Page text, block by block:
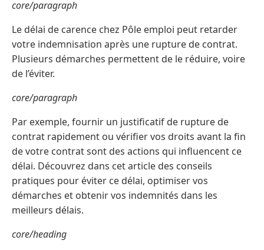
core/paragraph
Le délai de carence chez Pôle emploi peut retarder
votre indemnisation après une rupture de contrat.
Plusieurs démarches permettent de le réduire, voire
de l’éviter.
core/paragraph
Par exemple, fournir un justificatif de rupture de
contrat rapidement ou vérifier vos droits avant la fin
de votre contrat sont des actions qui influencent ce
délai. Découvrez dans cet article des conseils
pratiques pour éviter ce délai, optimiser vos
démarches et obtenir vos indemnités dans les
meilleurs délais.
core/heading